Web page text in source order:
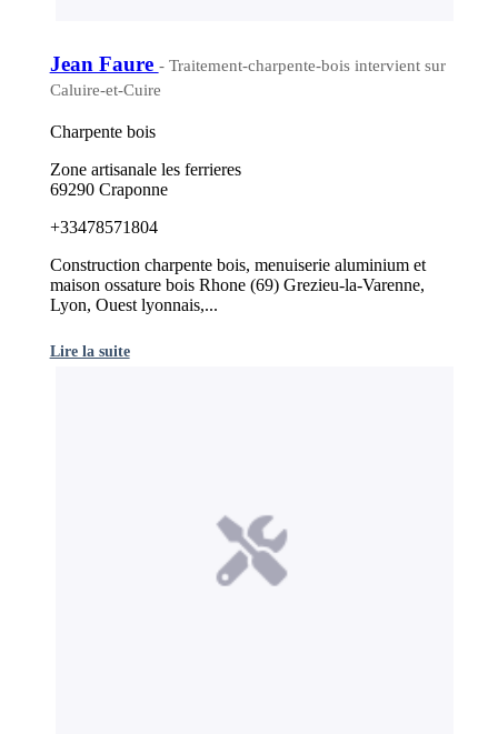
Jean Faure - Traitement-charpente-bois intervient sur
Caluire-et-Cuire
Charpente bois
Zone artisanale les ferrieres
69290 Craponne
+33478571804
Construction charpente bois, menuiserie aluminium et
maison ossature bois Rhone (69) Grezieu-la-Varenne,
Lyon, Ouest lyonnais,...
Lire la suite